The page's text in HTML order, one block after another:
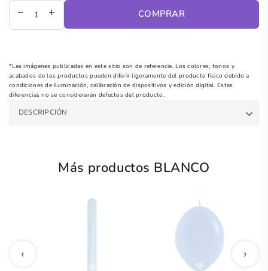
COMPRAR
*Las imágenes publicadas en este sitio son de referencia. Los colores, tonos y
acabados de los productos pueden diferir ligeramente del producto físico debido a
condiciones de iluminación, calibración de dispositivos y edición digital. Estas
diferencias no se considerarán defectos del producto.
DESCRIPCIÓN
Más productos BLANCO
‹ ›